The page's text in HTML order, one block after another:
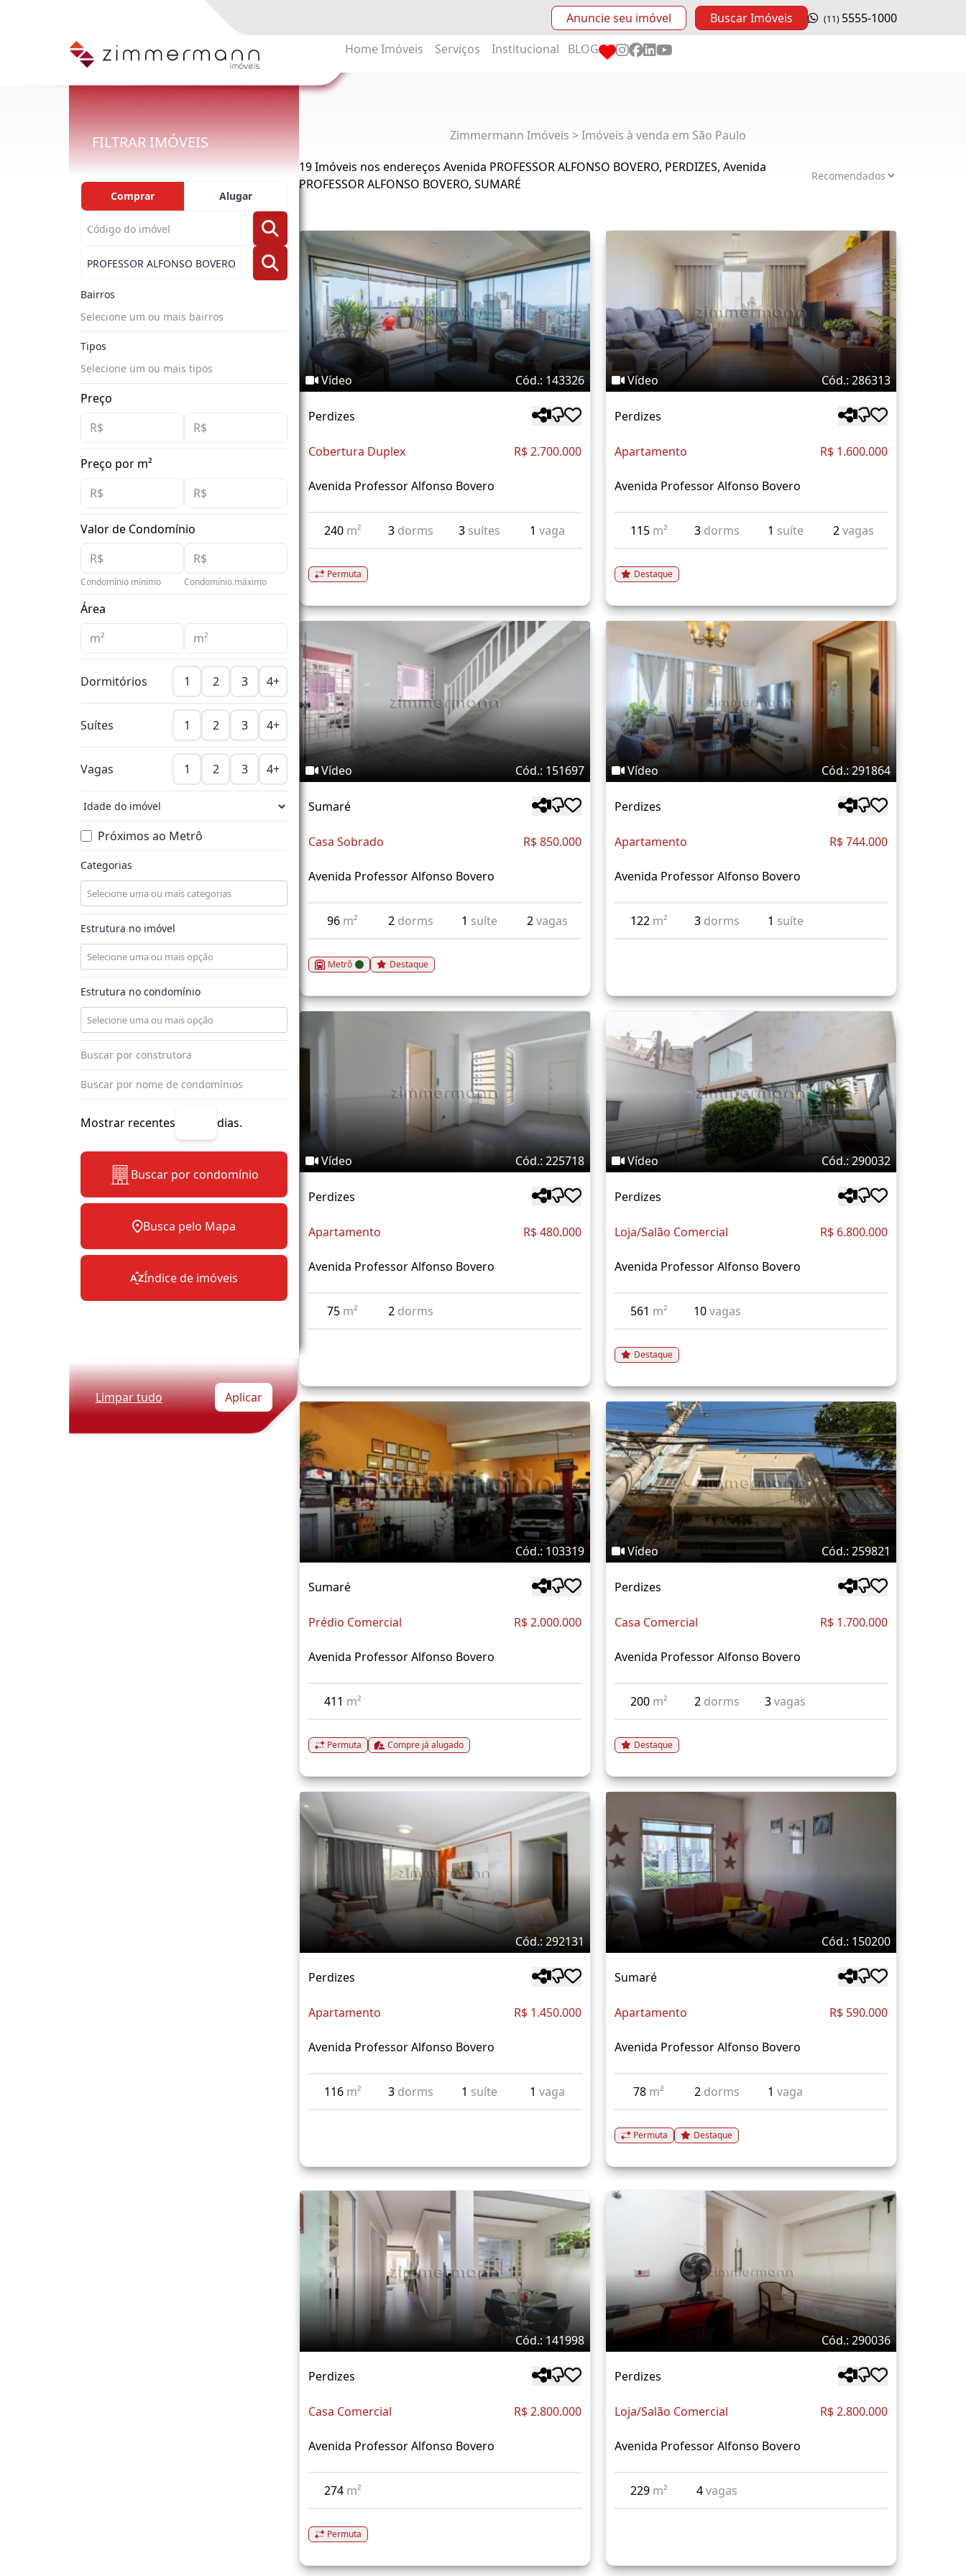
Anuncie seu imóvel Buscar Imóveis (11) 5555-1000
Home Imóveis Serviços Institucional BLOG
FILTRAR IMÓVEIS
Comprar Alugar
Bairros
Selecione um ou mais bairros
Tipos
Selecione um ou mais tipos
Preço
Preço por m²
Valor de Condomínio
Condomínio mínimo Condomínio máximo
Área
Dormitórios 1 2 3 4+
Suítes 1 2 3 4+
Vagas 1 2 3 4+
Próximos ao Metrô
Categorias
Estrutura no imóvel
Estrutura no condomínio
Mostrar recentes dias.
Buscar por condomínio
Busca pelo Mapa
Índice de imóveis
Limpar tudo Aplicar
Zimmermann Imóveis > Imóveis à venda em São Paulo
19 Imóveis nos endereços Avenida PROFESSOR ALFONSO BOVERO, PERDIZES, Avenida
PROFESSOR ALFONSO BOVERO, SUMARÉ
Vídeo Cód.: 143326
Perdizes
Cobertura Duplex R$ 2.700.000
Avenida Professor Alfonso Bovero
240 m² 3 dorms 3 suítes 1 vaga
Permuta
Vídeo Cód.: 286313
Perdizes
Apartamento R$ 1.600.000
Avenida Professor Alfonso Bovero
115 m² 3 dorms 1 suíte 2vagas
Destaque
Vídeo Cód.: 151697
Sumaré
Casa Sobrado R$ 850.000
Avenida Professor Alfonso Bovero
96 m² 2 dorms 1 suíte 2vagas
Metrô Destaque
Vídeo Cód.: 291864
Perdizes
Apartamento R$ 744.000
Avenida Professor Alfonso Bovero
122 m² 3 dorms 1 suíte
Vídeo Cód.: 225718
Perdizes
Apartamento R$ 480.000
Avenida Professor Alfonso Bovero
75 m² 2 dorms
Vídeo Cód.: 290032
Perdizes
Loja/Salão Comercial R$ 6.800.000
Avenida Professor Alfonso Bovero
561 m² 10vagas
Destaque
Cód.: 103319
Sumaré
Prédio Comercial R$ 2.000.000
Avenida Professor Alfonso Bovero
411 m²
Permuta Compre já alugado
Vídeo Cód.: 259821
Perdizes
Casa Comercial R$ 1.700.000
Avenida Professor Alfonso Bovero
200 m² 2 dorms 3vagas
Destaque
Cód.: 292131
Perdizes
Apartamento R$ 1.450.000
Avenida Professor Alfonso Bovero
116 m² 3 dorms 1 suíte 1 vaga
Cód.: 150200
Sumaré
Apartamento R$ 590.000
Avenida Professor Alfonso Bovero
78 m² 2 dorms 1 vaga
Permuta Destaque
Cód.: 141998
Perdizes
Casa Comercial R$ 2.800.000
Avenida Professor Alfonso Bovero
274 m²
Permuta
Cód.: 290036
Perdizes
Loja/Salão Comercial R$ 2.800.000
Avenida Professor Alfonso Bovero
229 m² 4vagas